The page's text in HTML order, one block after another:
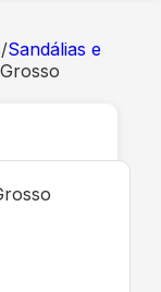
/Sandálias e